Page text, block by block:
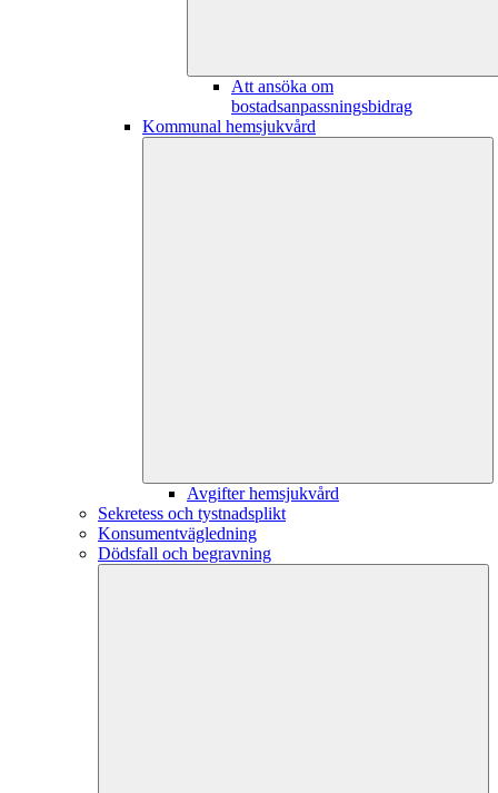
Att ansöka om
bostadsanpassningsbidrag
Kommunal hemsjukvård
Avgifter hemsjukvård
Sekretess och tystnadsplikt
Konsumentvägledning
Dödsfall och begravning